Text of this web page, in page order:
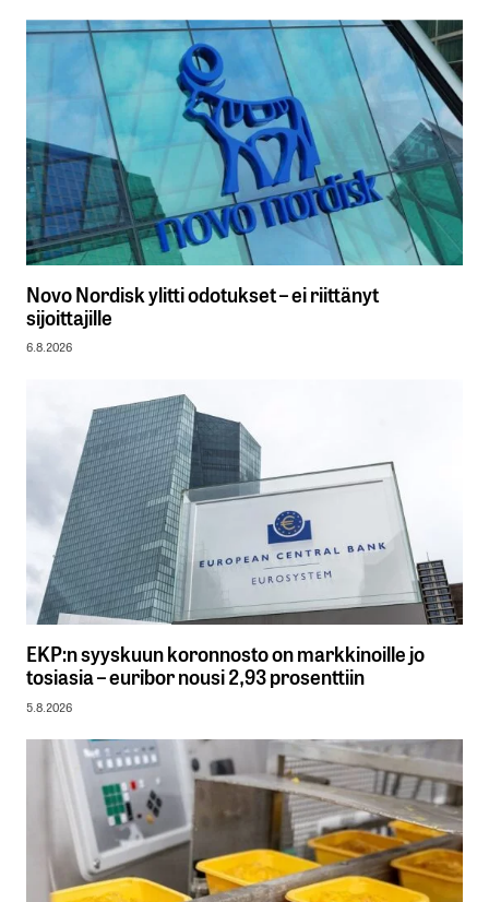
Novo Nordisk ylitti odotukset – ei riittänyt
sijoittajille
6.8.2026
EKP:n syyskuun koronnosto on markkinoille jo
tosiasia – euribor nousi 2,93 prosenttiin
5.8.2026